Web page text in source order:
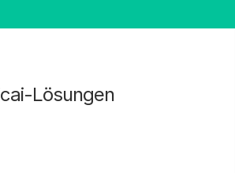
Lösungen